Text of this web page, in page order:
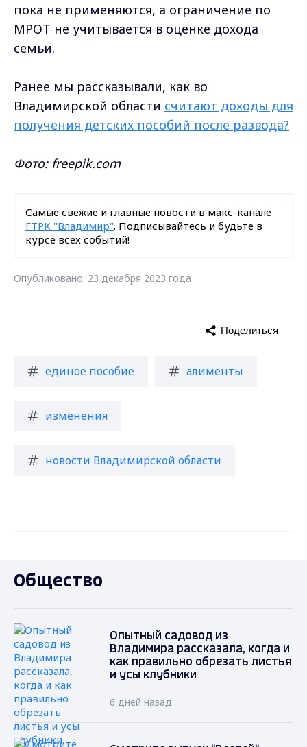
пока не применяются, а ограничение по
МРОТ не учитывается в оценке дохода
семьи.
Ранее мы рассказывали, как во
Владимирской области считают доходы для
получения детских пособий после развода?
Фото: freepik.com
Самые свежие и главные новости в макс-канале
ГТРК "Владимир". Подписывайтесь и будьте в
курсе всех событий!
Опубликовано: 23 декабря 2023 года
единое пособие алименты
изменения
новости Владимирской области
Поделиться
Общество
Опытный садовод из
Владимира рассказала, когда и
как правильно обрезать листья
и усы клубники
6 дней назад